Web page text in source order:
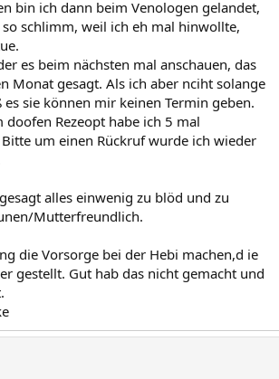
bin ich dann beim Venologen gelandet,
schlimm, weil ich eh mal hinwollte,
es beim nächsten mal anschauen, das
Monat gesagt. Als ich aber nciht solange
sie können mir keinen Termin geben.
doofen Rezeopt habe ich 5 mal
um einen Rückruf wurde ich wieder
alles einwenig zu blöd und zu
Mutterfreundlich.
die Vorsorge bei der Hebi machen,d ie
gestellt. Gut hab das nicht gemacht und